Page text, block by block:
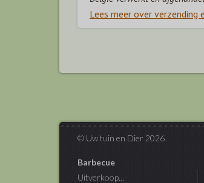
Lees meer over verzending
© Uw tuin en Dier 2026
Barbecue
Uitverkoop...